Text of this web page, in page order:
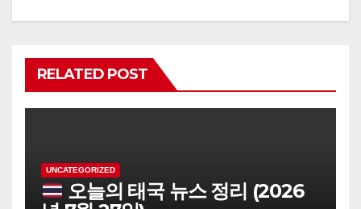
RELATED POST
UNCATEGORIZED
오늘의 태국 뉴스 정리 (2026